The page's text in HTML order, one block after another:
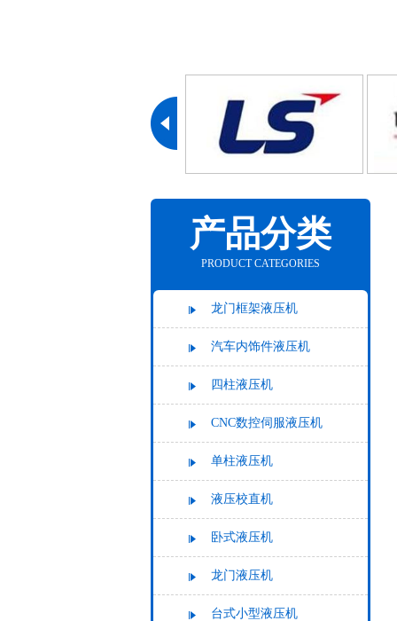
产品分类
PRODUCT CATEGORIES
龙门框架液压机
汽车内饰件液压机
四柱液压机
CNC数控伺服液压机
单柱液压机
液压校直机
卧式液压机
龙门液压机
台式小型液压机